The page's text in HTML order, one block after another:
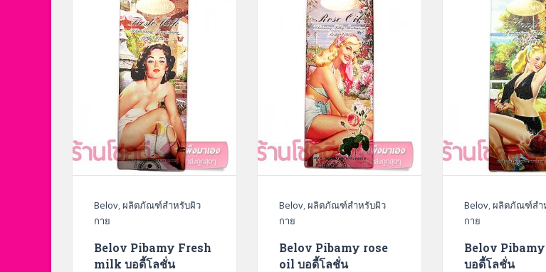
Belov,ผลิตภัณฑ์สำหรับผิว
กาย
Belov Pibamy Fresh
milk บอดี้โลชั่น
Belov,ผลิตภัณฑ์สำหรับผิว
กาย
Belov Pibamy rose
oil บอดี้โลชั่น
Belov,ผลิตภัณฑ์สำ
กาย
Belov
บอดี้โลชั่น